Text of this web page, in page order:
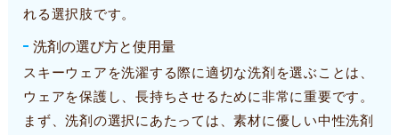
れる選択肢です。
洗剤の選び方と使用量
スキーウェアを洗濯する際に適切な洗剤を選ぶことは、
ウェアを保護し、長持ちさせるために非常に重要です。
まず、洗剤の選択にあたっては、素材に優しい中性洗剤